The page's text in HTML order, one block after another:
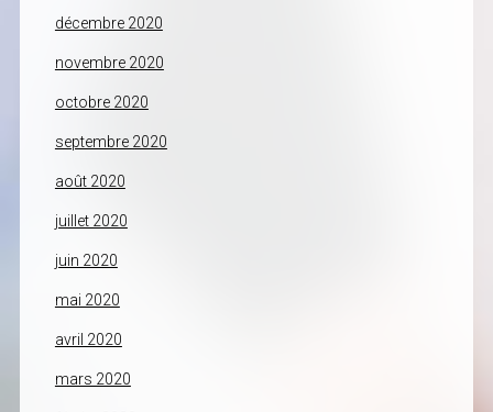
décembre 2020
novembre 2020
octobre 2020
septembre 2020
août 2020
juillet 2020
juin 2020
mai 2020
avril 2020
mars 2020